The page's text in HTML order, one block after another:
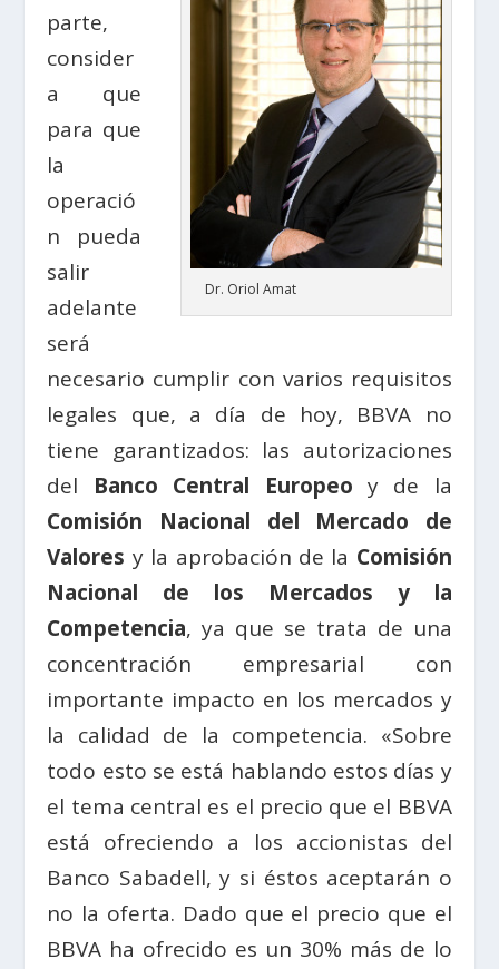
Dr. Oriol Amat
parte,
consider
a que
para que
la
operació
n pueda
salir
adelante
será
necesario cumplir con varios requisitos
legales que, a día de hoy, BBVA no
tiene garantizados: las autorizaciones
del Banco Central Europeo y de la
Comisión Nacional del Mercado de
Valores y la aprobación de la Comisión
Nacional de los Mercados y la
Competencia, ya que se trata de una
concentración empresarial con
importante impacto en los mercados y
la calidad de la competencia. «Sobre
todo esto se está hablando estos días y
el tema central es el precio que el BBVA
está ofreciendo a los accionistas del
Banco Sabadell, y si éstos aceptarán o
no la oferta. Dado que el precio que el
BBVA ha ofrecido es un 30% más de lo